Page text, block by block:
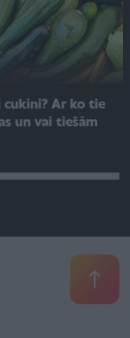
cukini? Ar ko tie
un vai tiešām